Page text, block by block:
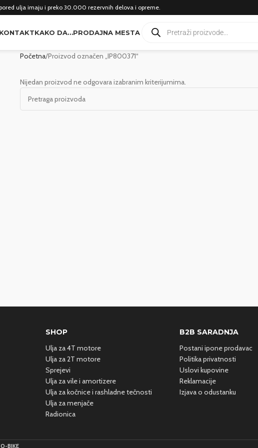
ulja imaju i preko 30.000 rezervnih delova i opreme.
KONTAKTKAKO DA…PRODAJNA MESTA
Početna Proizvod označen „IP800371“
Nijedan proizvod ne odgovara izabranim kriterijumima.
SHOP
Ulja za 4T motore
Ulja za 2T motore
Sprejevi
Ulja za vile i amortizere
Ulja za kočnice i rashladnetečnosti
Ulja za menjače
Radionica
B2B SARADNJA
Postani ipone prodavac
Politika privatnosti
Uslovi kupovine
Reklamacije
Izjava o odustanku
BIKE